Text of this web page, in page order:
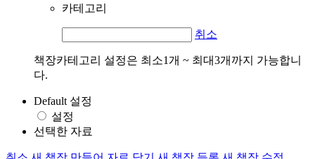
카테고리
취소
책장카테고리 설정은 최소1개 ~ 최대3개까지 가능합니
다.
Default 설정
설정
선택한 자료